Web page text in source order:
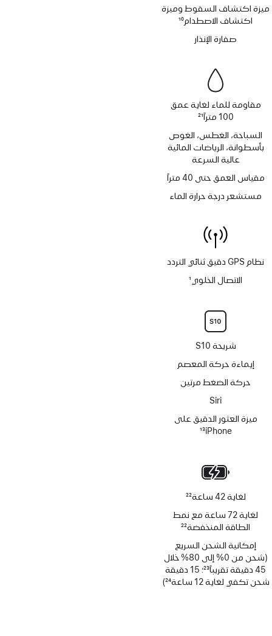
ميزة اكتشاف السقوط وميزة
اكتشاف الاصطدام10
صفارة الإنذار
مقاومة للماء لغاية عمق
100 متراً
21
السباحة، الغطس، الغوص
بأسطوانة، الرياضات المائية
عالية السرعة
مقياس العمق حتى 40 متراً
مستشعر درجة حرارة الماء
نظام GPS دقيق ثنائي التردد
الاتصال الخلوي 1
شريحة S10
إيماءة حركة المعصم
حركة الضغط مرتين
Siri‏
ميزة العثور الدقيق على
iPhone‏
13
لغاية 42 ساعة
22
لغاية 72 ساعة مع نمط
الطاقة المنخفضة22
إمكانية الشحن السريع
(شحن من 0% إلى 80% خلال
45 دقيقة تقريباً
حاشية
23
؛ 15 دقيقة
شحن تكفي لغاية 12 ساعة
24
)